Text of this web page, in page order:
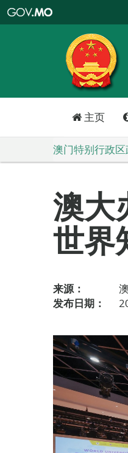
特
政
区
政
口
主页
澳门特别行政
澳
世界
来源：
发布日期：